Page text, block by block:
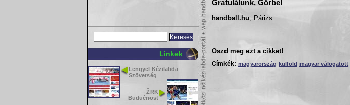
Linkek
Lengyel Kézilabda
Szövetség
ŽRK
Budućnost
Gratulálunk, Görbe!
handball.hu , Párizs
Oszd meg ezt a cikket!
Címkék: magyarország külföld magyar válogatott